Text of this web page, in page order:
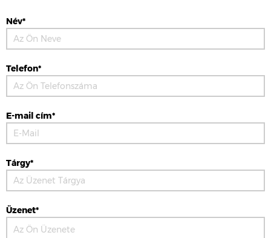
Név*
Telefon*
E-mail cím*
Tárgy*
Üzenet*